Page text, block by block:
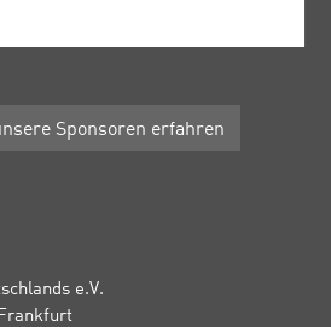
Sponsoren erfahren
e.V.